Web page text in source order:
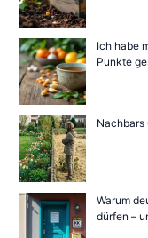
Ich habe
Punkte
Nachbars
Warum
dürfen –